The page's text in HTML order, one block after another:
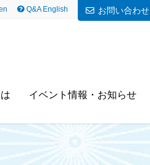
Q&A English お問い合わせ
イベント情報・お知らせ